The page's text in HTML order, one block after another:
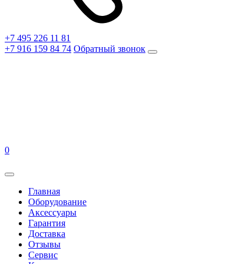
+7 495 226 11 81
+7 916 159 84 74 Обратный звонок
0
Главная
Оборудование
Аксессуары
Гарантия
Доставка
Отзывы
Сервис